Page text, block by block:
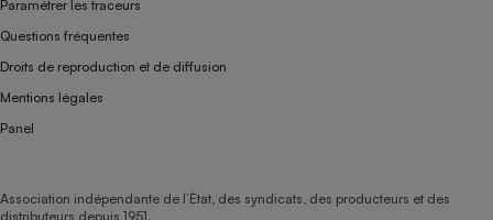
Paramétrer les traceurs
Questions fréquentes
Droits de reproduction et de diffusion
Mentions légales
Panel
Association indépendante de l’État, des syndicats, des producteurs et des
distributeurs depuis 1951.